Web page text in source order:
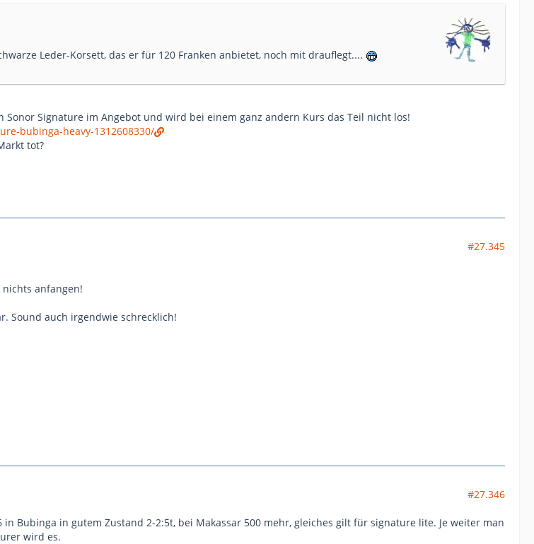
Leder-Korsett, das er für 120 Franken anbietet, noch mit drauflegt....
Signature im Angebot und wird bei einem ganz andern Kurs das Teil nicht los!
bubinga-heavy-1312608330/
tot?
#27.345
anfangen!
Sound auch irgendwie schrecklich!
#27.346
Bubinga in gutem Zustand 2-2:5t, bei Makassar 500 mehr, gleiches gilt für signature lite. Je weiter man
wird es.